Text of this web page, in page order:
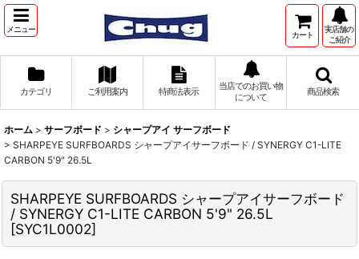
メニュー
カート
実店舗の
ご紹介
カテゴリ ご利用案内 特商法表示
当店でのお買い物
について
商品検索
ホーム > サーフボード > シャープアイ サーフボード
> SHARPEYE SURFBOARDS シャープアイサーフボード / SYNERGY C1-LITE
CARBON 5'9" 26.5L
SHARPEYE SURFBOARDS シャープアイサーフボード
/ SYNERGY C1-LITE CARBON 5'9" 26.5L
[SYC1L0002]